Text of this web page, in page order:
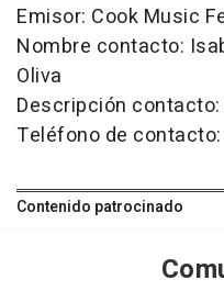
Emisor: Cook Music
Nombre contacto:
Oliva
Descripción
Teléfono de
Contenido patrocinado